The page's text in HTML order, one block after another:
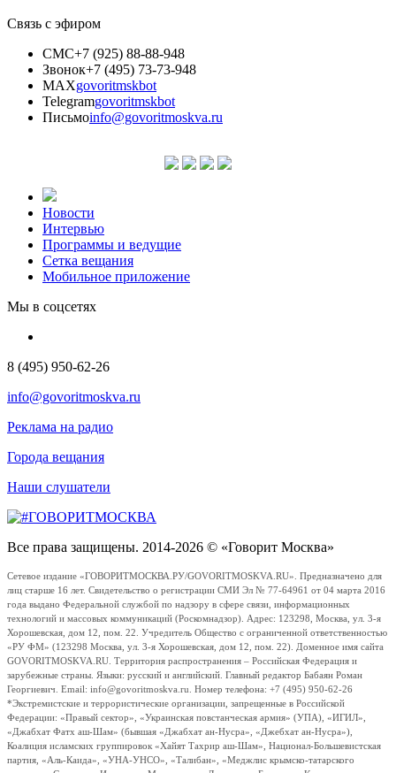
Связь с эфиром
СМС+7 (925) 88-88-948
Звонок+7 (495) 73-73-948
MAXgovoritmskbot
Telegramgovoritmskbot
Письмоinfo@govoritmoskva.ru
Новости
Интервью
Программы и ведущие
Сетка вещания
Мобильное приложение
Мы в соцсетях
8 (495) 950-62-26
info@govoritmoskva.ru
Реклама на радио
Города вещания
Наши слушатели
Все права защищены. 2014-2026 © «Говорит Москва»
Сетевое издание «ГОВОРИТМОСКВА.РУ/GOVORITMOSKVA.RU». Предназначено для
лиц старше 16 лет. Свидетельство о регистрации СМИ Эл № 77-64961 от 04 марта 2016
года выдано Федеральной службой по надзору в сфере связи, информационных
технологий и массовых коммуникаций (Роскомнадзор). Адрес: 123298, Москва, ул. 3-я
Хорошевская, дом 12, пом. 22. Учредитель Общество с ограниченной ответственностью
«РУ ФМ» (123298 Москва, ул. 3-я Хорошевская, дом 12, пом. 22). Доменное имя сайта
GOVORITMOSKVA.RU. Территория распространения – Российская Федерация и
зарубежные страны. Языки: русский и английский. Главный редактор Бабаян Роман
Георгиевич. Email: info@govoritmoskva.ru. Номер телефона: +7 (495) 950-62-26
*Экстремистские и террористические организации, запрещенные в Российской
Федерации: «Правый сектор», «Украинская повстанческая армия» (УПА), «ИГИЛ»,
«Джабхат Фатх аш-Шам» (бывшая «Джабхат ан-Нусра», «Джебхат ан-Нусра»),
Коалиция исламских группировок «Хайят Тахрир аш-Шам», Национал-Большевистская
партия, «Аль-Каида», «УНА-УНСО», «Талибан», «Меджлис крымско-татарского